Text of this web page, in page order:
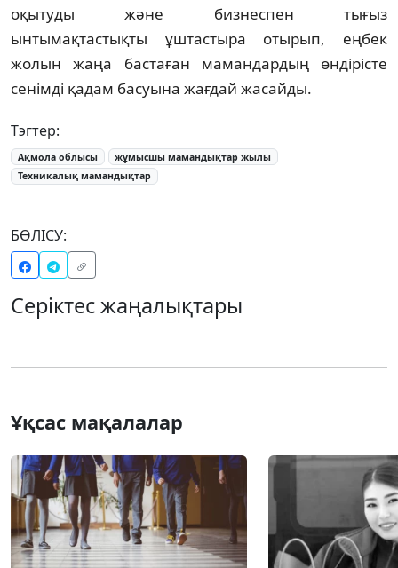
оқытуды және бизнеспен тығыз
ынтымақтастықты ұштастыра отырып, еңбек
жолын жаңа бастаған мамандардың өндірісте
сенімді қадам басуына жағдай жасайды.
Тэгтер:
Ақмола облысы
жұмысшы мамандықтар жылы
Техникалық мамандықтар
БӨЛІСУ:
Серіктес жаңалықтары
Ұқсас мақалалар